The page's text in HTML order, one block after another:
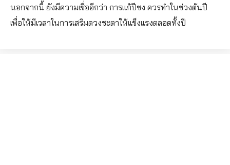
นอกจากนี้ ยังมีความเชื่ออีกว่า การแก้ปีชง ควรทำในช่วงต้นปี
เพื่อให้มีเวลาในการเสริมดวงชะตาให้แข็งแรงตลอดทั้งปี